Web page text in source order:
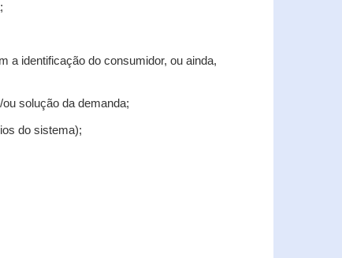
a identificação do consumidor, ou ainda,
solução da demanda;
do sistema);